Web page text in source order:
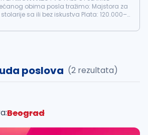
obima posla tražimo: Majstora za
stolarije sa ili bez iskustva Plata: 120.000–
poslova (2 rezultata)
Beograd